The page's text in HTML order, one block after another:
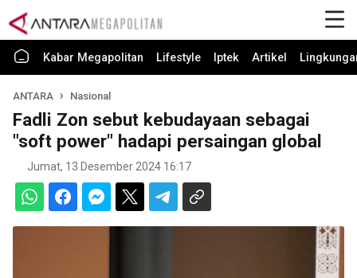
Kabar Megapolitan Lifestyle Iptek Artikel
ANTARA Nasional
Fadli Zon sebut kebudayaan sebagai
"soft power" hadapi persaingan global
Jumat, 13 Desember 2024 16:17